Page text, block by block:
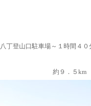
八丁登山口駐車場～１時間４
約９．５